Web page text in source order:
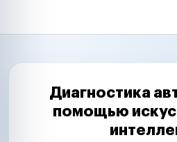
Диагностика
помощью